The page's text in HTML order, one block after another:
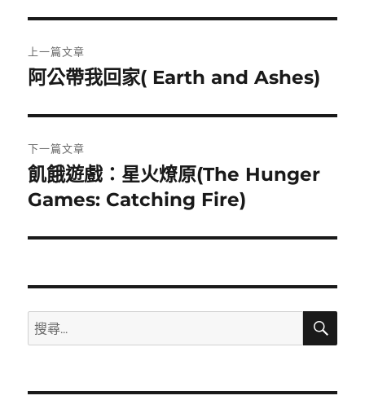
章
覽
上一篇文章
上
篇
文
章:
阿公帶我回家( Earth and Ashes)
下一篇文章
下
一
文
飢餓遊戲：星火燎原(The Hunger
Games: Catching Fire)
搜
尋
鍵
搜